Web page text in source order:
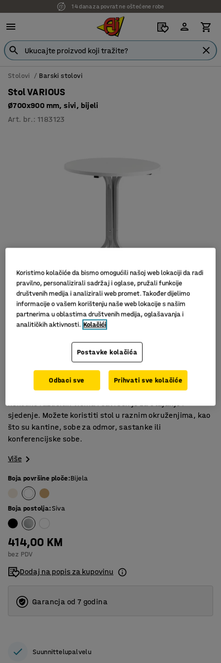
7 godina garancije
Stolovi Barski stolovi
Stol VARIOUS
Ø700x900 mm, sivi, bijeli
Art. br. :1183123
Za sobe za sastanke, rad i blagovaonicu
Odgovara mnogim mjestima
Jednostavno i elegantno
Višenamjenski stol dizajniran u AJ. Stol je dostupan u
nekoliko različitih visina i savršen je za stajanje i
sjedenje. Možete koristiti stol u raznim okruženjima, kao
što su kantine, sobe za odmor, sastanke ili
konferencijske sobe.
Više
Boja površine ploče:Bijela
Boja postolja:Siva
414,00 KM
bez PDV
Dodaj na popis za kupovinu
Garancja od 7 godina
Suunnittelupalvelu
Koristimo kolačiće da bismo omogućili našoj web lokaciji da radi
pravilno, personalizirali sadržaj i oglase, pružali funkcije
društvenih medija i analizirali web promet. Također dijelimo
informacije o vašem korištenju naše web lokacije s našim
partnerima u oblastima društvenih medija, oglašavanja i
analitičkih aktivnosti. Kolačići
Postavke kolačića
Odbaci sve Prihvati sve kolačiće